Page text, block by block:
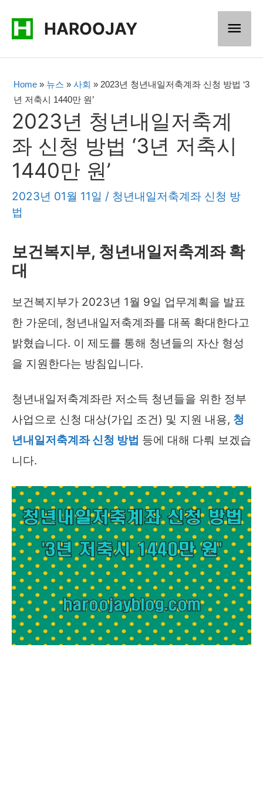
HAROOJAY
메
인
메
뉴
Home » 뉴스 » 사회 » 2023년 청년내일저축계좌 신청 방법 ‘3
년 저축시 1440만 원’
2023년 청년내일저축계
좌 신청 방법 ‘3년 저축시
1440만 원’
2023년 01월 11일 / 청년내일저축계좌 신청 방
법
보건복지부, 청년내일저축계좌 확
대
보건복지부가 2023년 1월 9일 업무계획을 발표
한 가운데, 청년내일저축계좌를 대폭 확대한다고
밝혔습니다. 이 제도를 통해 청년들의 자산 형성
을 지원한다는 방침입니다.
청년내일저축계좌란 저소득 청년들을 위한 정부
사업으로 신청 대상(가입 조건) 및 지원 내용, 청
년내일저축계좌 신청 방법 등에 대해 다뤄 보겠습
니다.